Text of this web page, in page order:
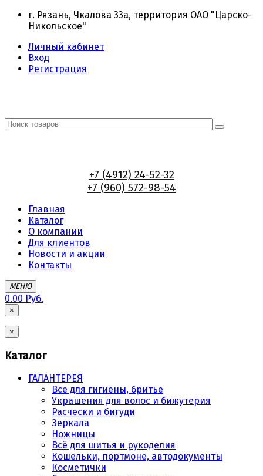
г. Рязань, Чкалова 33а, территория ОАО "Царско-
Никольское"
Личный кабинет
Вход
Регистрация
+7 (4912) 24-52-32
+7 (960) 572-98-54
Главная
Каталог
О компании
Для клиентов
Новости и акции
Контакты
МЕНЮ
0.00 Руб.
×
×
Каталог
ГАЛАНТЕРЕЯ
Все для гигиены, бритье
Украшения для волос и бижутерия
Расчески и бигуди
Зеркала
Ножницы
Всё для шитья и рукоделия
Кошельки, портмоне, автодокументы
Косметички